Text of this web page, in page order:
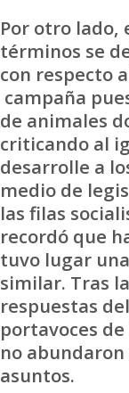
Por otro lado,
términos se
con respecto
campaña
de animales
criticando al
desarrolle a
medio de
las filas
recordó que
tuvo lugar
similar. Tras
respuestas del
portavoces
no
asuntos.